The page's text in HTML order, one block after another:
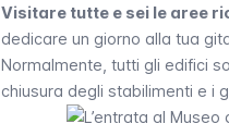
Visitare tutte e sei le aree
dedicare un giorno alla tua
Normalmente, tutti gli edifici
chiusura degli stabilimenti e i